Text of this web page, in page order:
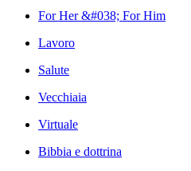
For Her &#038; For Him
Lavoro
Salute
Vecchiaia
Virtuale
Bibbia e dottrina